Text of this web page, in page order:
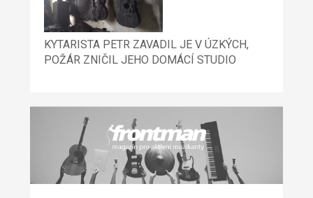
KYTARISTA PETR ZAVADIL JE V ÚZKÝCH,
POŽÁR ZNIČIL JEHO DOMÁCÍ STUDIO